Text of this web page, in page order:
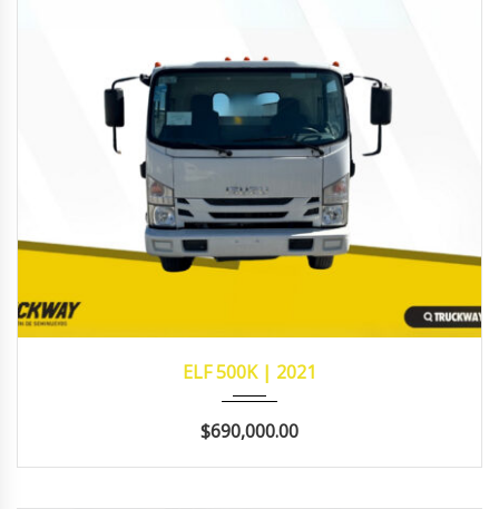
ELF 500K | 2021
$690,000.00